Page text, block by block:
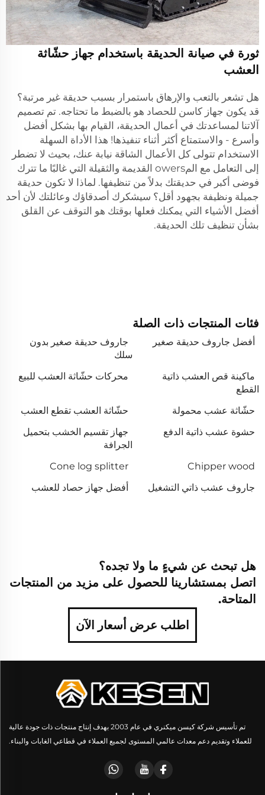
ثورة في صيانة الحديقة باستخدام جهاز حشّاثة
العشب
هل تشعر بالتعب والإرهاق باستمرار بسبب حديقة غير مرتبة؟
قد يكون جهاز كاسن للحصاد هو بالضبط ما تحتاجه. تم تصميم
آلاتنا لمساعدتك في أعمال الحديقة، القيام بها بشكل أفضل
وأسرع - والاستمتاع أكثر أثناء تنفيذها! هذا الأداة السهلة
الاستخدام تتولى كل الأعمال الشاقة نيابة عنك، بحيث لا تضطر
إلى التعامل مع المowers القديمة والثقيلة التي غالبًا ما تترك
فوضى أكبر في حديقتك بدلاً من تنظيفها. لماذا لا تكون حديقة
جميلة ونظيفة بجهود أقل؟ سيشكرك أصدقاؤك وعائلتك لأن أحد
أفضل الأشياء التي يمكنك فعلها بوقتك هو التوقف عن القلق
بشأن تنظيف تلك الحديقة.
فئات المنتجات ذات الصلة
أفضل جاروف حديقة صغير
جاروف حديقة صغير بدون
سلك
ماكينة قص العشب ذاتية
القطع
محركات حشّاثة العشب للبيع
حشّاثة عشب محمولة
حشّاثة العشب تقطع العشب
حشوة عشب ذاتية الدفع
جهاز تقسيم الخشب بتحميل
الجرافة
Chipper wood
Cone log splitter
جاروف عشب ذاتي التشغيل
أفضل جهاز حصاد للعشب
هل تبحث عن شيءٍ ما ولا تجده؟
اتصل بمستشارينا للحصول على مزيد من المنتجات
المتاحة.
اطلب عرض أسعار الآن
تم تأسيس شركة كيسن ميكنري في عام 2003 بهدف إنتاج منتجات ذات جودة عالية
للعملاء وتقديم دعم معدات عالمي المستوى لجميع العملاء في قطاعي الغابات والبناء.